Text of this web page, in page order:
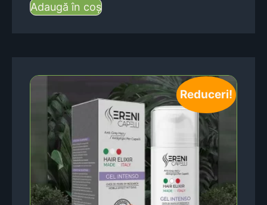
Adaugă în coș
Reduceri!